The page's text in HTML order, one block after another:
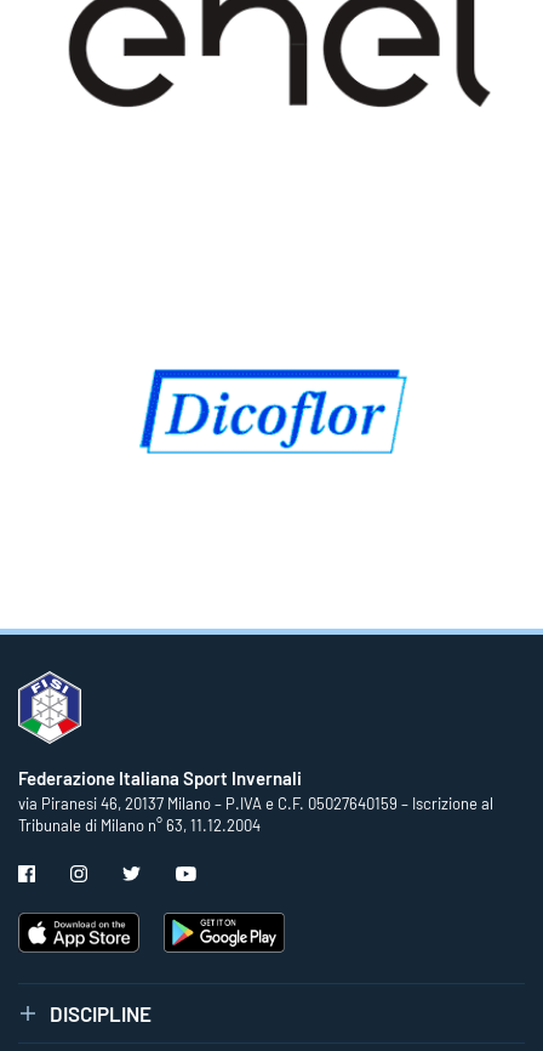
Federazione Italiana Sport Invernali
via Piranesi 46, 20137 Milano – P.IVA e C.F. 05027640159 – Iscrizione al
Tribunale di Milano n° 63, 11.12.2004
DISCIPLINE